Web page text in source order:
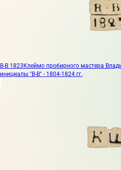
В-В 1823Клеймо пробирного мастера
инициалы "В-В" - 1804-1824 гг.